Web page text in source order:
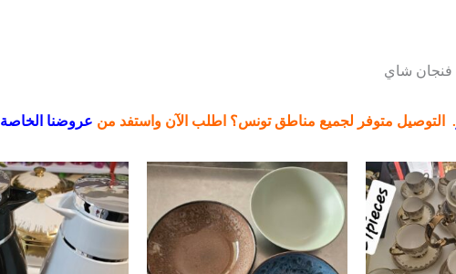
. التوصيل متوفر لجميع مناطق تونس؟ اطلب الآن واستفد من عروضنا الخاصة